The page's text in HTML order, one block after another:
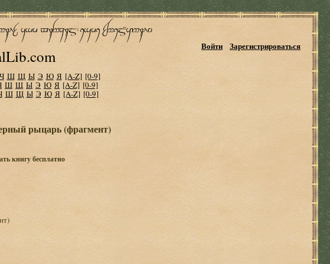
Войти Зарегистрироваться
Ч Ш Щ Ы Э Ю Я [A-Z] [0-9]
Ш Щ Ы Э Ю Я [A-Z] [0-9]
Ш Щ Ы Э Ю Я [A-Z] [0-9]
рыцарь (фрагмент)
книгу бесплатно